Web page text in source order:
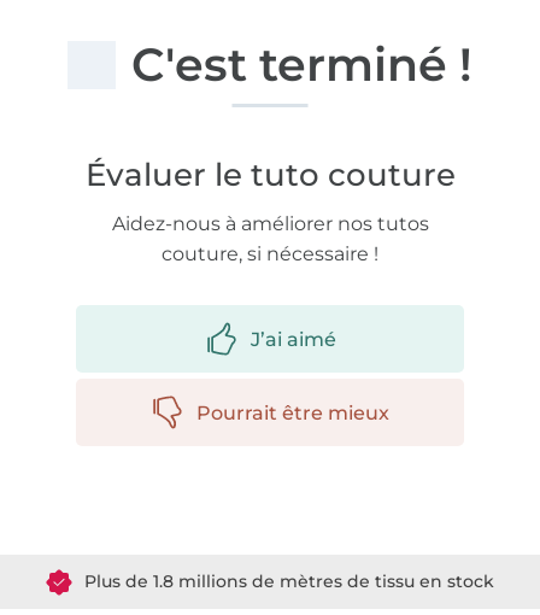
C'est terminé !
Évaluer le tuto couture
Aidez-nous à améliorer nos tutos
couture, si nécessaire !
J’ai aimé
Pourrait être mieux
Plus de 1.8 millions de mètres de tissu en stock